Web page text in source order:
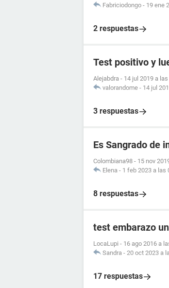
Fabriciodongo - 19 ene
2 respuestas
Test positivo y
Alejabdra - 14 jul 2019 a
valorandome - 14 jul
3 respuestas
Es Sangrado de
Colombiana98 - 15 nov
Elena - 1 feb 2023 a las
8 respuestas
test embarazo
LocaLupi - 16 ago 2016 a
Sandra - 20 oct 2023 a
17 respuestas